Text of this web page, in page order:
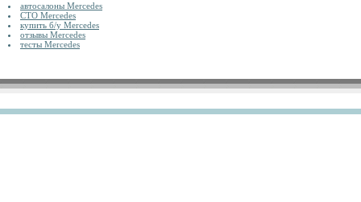
автосалоны Mercedes
СТО Mercedes
купить б/у Mercedes
отзывы Mercedes
тесты Mercedes